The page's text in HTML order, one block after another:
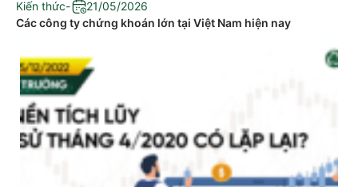
Kiến thức-
21/05/2026
Các công ty chứng khoán lớn tại Việt Nam hiện nay